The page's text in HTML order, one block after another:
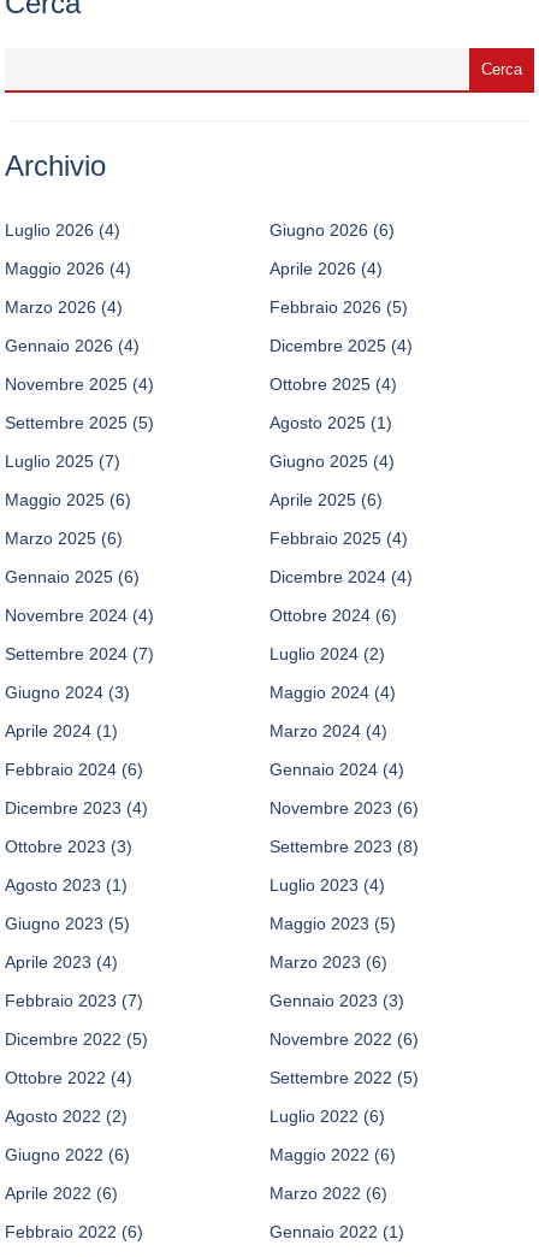
Archivio
Luglio 2026 (4) Giugno 2026 (6)
Maggio 2026 (4) Aprile 2026 (4)
Marzo 2026 (4) Febbraio 2026 (5)
Gennaio 2026 (4) Dicembre 2025 (4)
Novembre 2025 (4) Ottobre 2025 (4)
Settembre 2025 (5) Agosto 2025 (1)
Luglio 2025 (7) Giugno 2025 (4)
Maggio 2025 (6) Aprile 2025 (6)
Marzo 2025 (6) Febbraio 2025 (4)
Gennaio 2025 (6) Dicembre 2024 (4)
Novembre 2024 (4) Ottobre 2024 (6)
Settembre 2024 (7) Luglio 2024 (2)
Giugno 2024 (3) Maggio 2024 (4)
Aprile 2024 (1) Marzo 2024 (4)
Febbraio 2024 (6) Gennaio 2024 (4)
Dicembre 2023 (4) Novembre 2023 (6)
Ottobre 2023 (3) Settembre 2023 (8)
Agosto 2023 (1) Luglio 2023 (4)
Giugno 2023 (5) Maggio 2023 (5)
Aprile 2023 (4) Marzo 2023 (6)
Febbraio 2023 (7) Gennaio 2023 (3)
Dicembre 2022 (5) Novembre 2022 (6)
Ottobre 2022 (4) Settembre 2022 (5)
Agosto 2022 (2) Luglio 2022 (6)
Giugno 2022 (6) Maggio 2022 (6)
Aprile 2022 (6) Marzo 2022 (6)
Febbraio 2022 (6) Gennaio 2022 (1)